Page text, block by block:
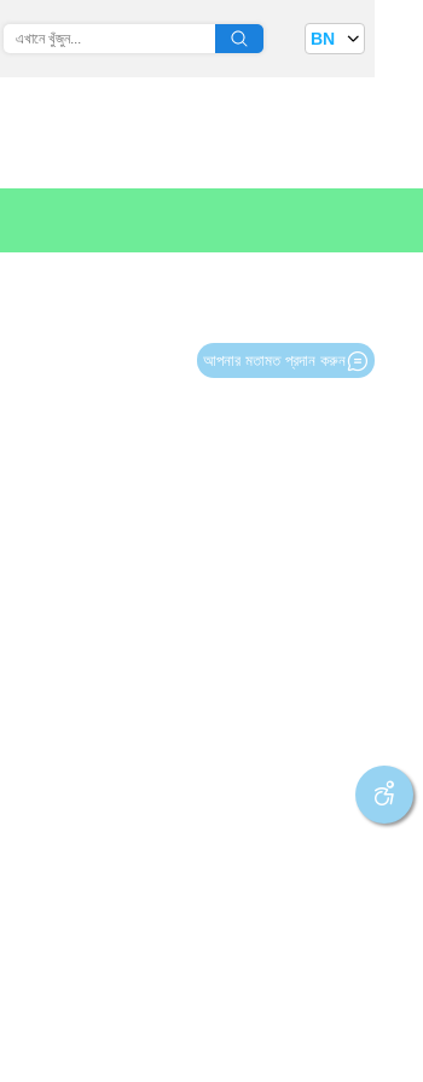
BN
আপনার মতামত প্রদান করুন